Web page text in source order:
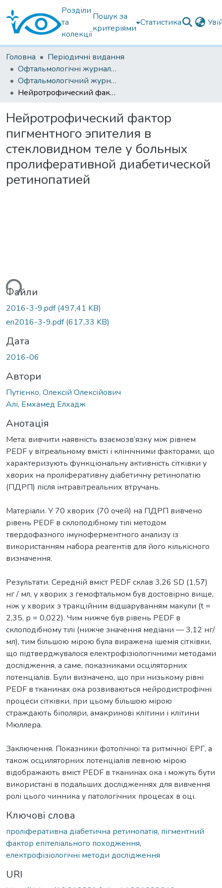
Розділи
та
колекції
Пошук за
критеріями
Статистика
Головна
Періодичні видання
Офтальмологічні журнали українські
Офтальмологічний журнал 2016
Нейротрофический фактор пигментного эпителия в стекловидном теле у больных пролиферативной диабетической ретинопатией
Нейротрофический фактор
пигментного эпителия в
стекловидном теле у больных
пролиферативной диабетической
ретинопатией
Файли
2016-3-9.pdf(497,41 KB)
en2016-3-9.pdf(617,33 KB)
Дата
2016-06
Автори
Путієнко, Олексій Олексійович
Алі, Емхамед Елхадж
Анотація
Мета: вивчити наявність взаємозв’язку між рівнем
PEDF у вітреальному вмісті і клінічними факторами, що
характеризують функціональну активність сітківки у
хворих на проліферативну діабетичну ретинопатію
(ПДРП) після інтравітреальних втручань.
Матеріали. У 70 хворих (70 очей) на ПДРП вивчено
рівень PEDF в склоподібному тілі методом
твердофазного імуноферментного анализу із
використанням набора реагентів для його кількісного
визначення.
Результати. Середній вміст PEDF склав 3,26 SD (1,57)
нг / мл, у хворих з гемофтальмом був достовірно вище,
ніж у хворих з тракційним відшаруванням макули (t =
2,35, р = 0,022). Чим нижче був рівень PEDF в
склоподібному тілі (нижче значення медіани — 3,12 нг/
мл), тим більшою мірою була виражена ішемія сітківки,
що підтверджувалося електрофізіологічними методами
дослідження, а саме, показниками осціляторних
потенціалів. Були визначено, що при низькому рівні
PEDF в тканинах ока розвиваються нейродистрофічні
процеси сітківки, при цьому більшою мірою
страждають біполяри, амакринові клітини і клітини
Мюллера.
Заключення. Показники фотопічної та ритмічної ЕРГ, а
також осциляторних потенціалів певною мірою
відображають вміст PEDF в тканинах ока і можуть бути
використані в подальших дослідженнях для вивчення
ролі цього чинника у патологічних процесах в оці.
Ключові слова
проліферативна діабетична ретинопатія, пігментний
фактор епітеліального походження,
електрофізіологічні методи дослідження
URI